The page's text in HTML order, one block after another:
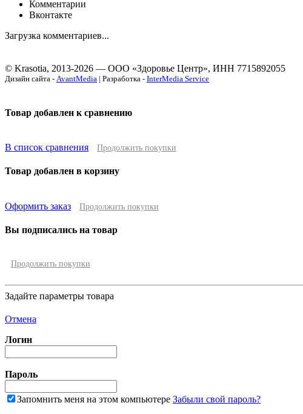
Комментарии
Вконтакте
Загрузка комментариев...
© Krasotia, 2013-2026 — ООО «Здоровье Центр», ИНН 7715892055
Дизайн сайта - AvantMedia | Разработка - InterMedia Service
Товар добавлен к сравнению
В список сравнения Продолжить покупки
Товар добавлен в корзину
Оформить заказ Продолжить покупки
Вы подписались на товар
Продолжить покупки
Задайте параметры товара
Отмена
Логин
Пароль
Запомнить меня на этом компьютере Забыли свой пароль?